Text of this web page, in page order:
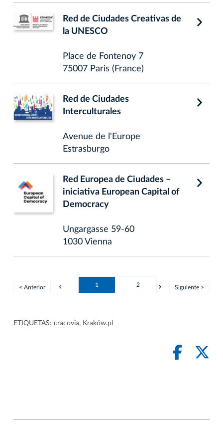
Red de Ciudades Creativas de
la UNESCO
Place de Fontenoy 7
75007 Paris (France)
Red de Ciudades
Interculturales
Avenue de l'Europe
Estrasburgo
Red Europea de Ciudades –
iniciativa European Capital of
Democracy
Ungargasse 59-60
1030 Vienna
< Anterior 1 2 Siguiente >
ETIQUETAS: cracovia, Kraków.pl